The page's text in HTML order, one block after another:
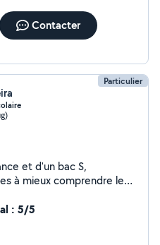
Contacter
Particulier
et d'un bac S,
à mieux comprendre les
informatique. Je me
pour développer
ou pour un projet en
: 5/5